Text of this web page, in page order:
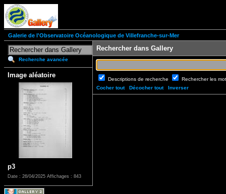
Galerie de l'Observatoire Océanologique de Villefranche-sur-Mer
Recherche avancée
Image aléatoire
p3
Date : 26/04/2025 Affichages : 843
Rechercher dans Gallery
Descriptions de recherche
Rechercher les
Cocher tout
Décocher tout Inverser